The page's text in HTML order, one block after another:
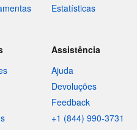
Estatísticas
Assistência
Ajuda
Devoluções
Feedback
+1 (844) 990-3731